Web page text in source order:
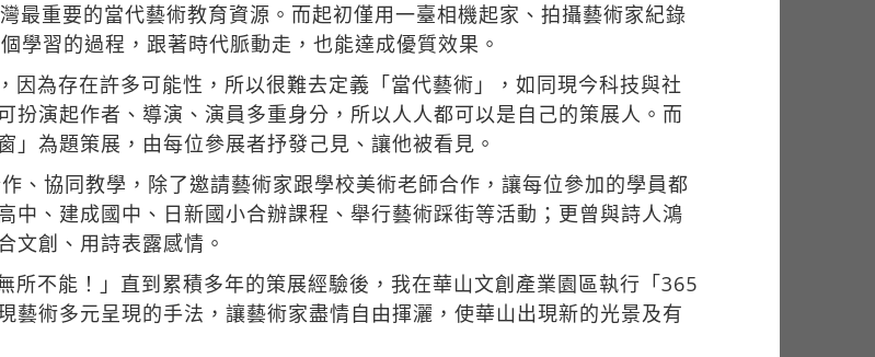
重要的當代藝術教育資源。而起初僅用一臺相機起家、拍攝藝術家紀錄
學習的過程，跟著時代脈動走，也能達成優質效果。
因為存在許多可能性，所以很難去定義「當代藝術」，如同現今科技與社
扮演起作者、導演、演員多重身分，所以人人都可以是自己的策展人。而
為題策展，由每位參展者抒發己見、讓他被看見。
、協同教學，除了邀請藝術家跟學校美術老師合作，讓每位參加的學員都
中、建成國中、日新國小合辦課程、舉行藝術踩街等活動；更曾與詩人鴻
文創、用詩表露感情。
所不能！」直到累積多年的策展經驗後，我在華山文創產業園區執行「365
藝術多元呈現的手法，讓藝術家盡情自由揮灑，使華山出現新的光景及有